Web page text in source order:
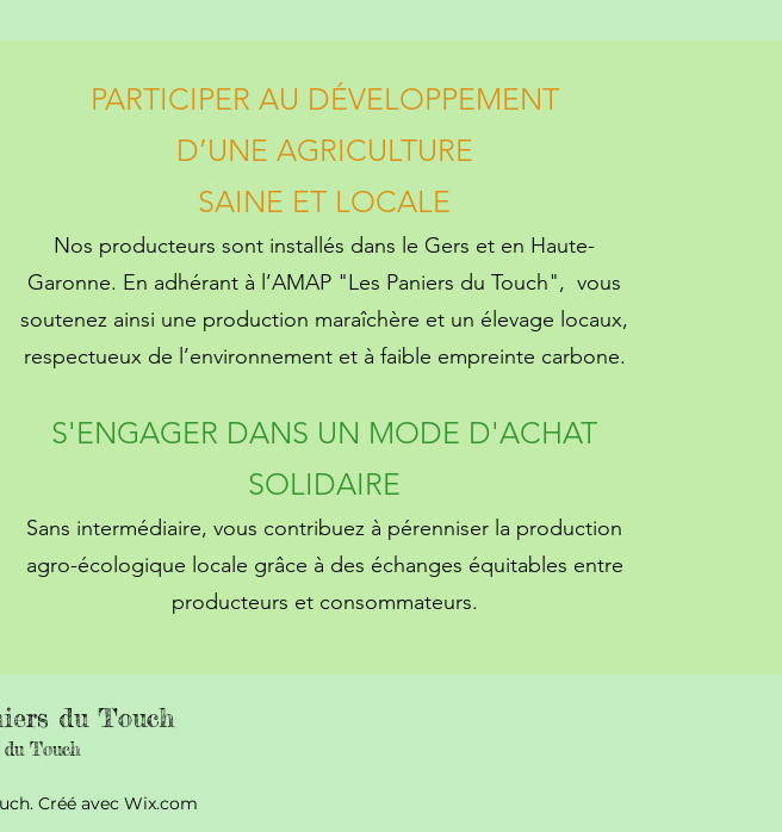
PARTICIPER AU DÉVELOPPEMENT
D’UNE AGRICULTURE
SAINE ET LOCALE
Nos producteurs sont installés dans le Gers et en Haute-
Garonne. En adhérant à l’AMAP "Les Paniers du Touch", vous
soutenez ainsi une production maraîchère et un élevage locaux,
respectueux de l’environnement et à faible empreinte carbone.
S'ENGAGER DANS UN MODE D'ACHAT
SOLIDAIRE
Sans intermédiaire, vous contribuez à pérenniser la production
agro-écologique locale grâce à des échanges équitables entre
producteurs et consommateurs.
du Touch
Touch
Créé avec Wix.com